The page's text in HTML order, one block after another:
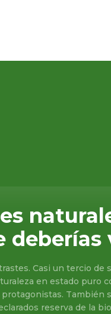
deberías
Casi un tercio de
en estado puro
También
reserva de la